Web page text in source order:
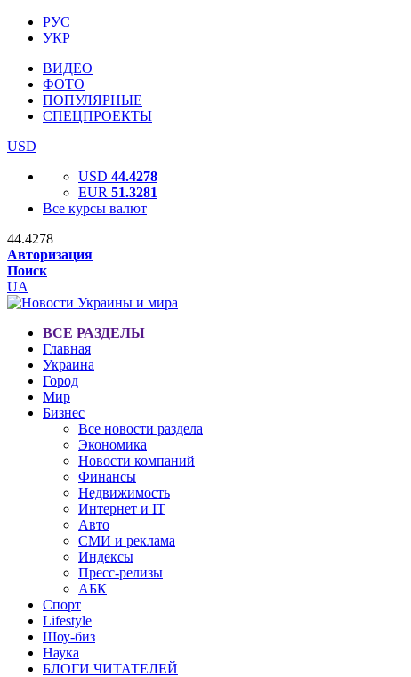
РУС
УКР
ВИДЕО
ФОТО
ПОПУЛЯРНЫЕ
СПЕЦПРОЕКТЫ
USD
USD 44.4278
EUR 51.3281
Все курсы валют
44.4278
Авторизация
Поиск
UA
ВСЕ РАЗДЕЛЫ
Главная
Украина
Город
Мир
Бизнес
Все новости раздела
Экономика
Новости компаний
Финансы
Недвижимость
Интернет и IT
Авто
СМИ и реклама
Индексы
Пресс-релизы
АБК
Спорт
Lifestyle
Шоу-биз
Наука
БЛОГИ ЧИТАТЕЛЕЙ